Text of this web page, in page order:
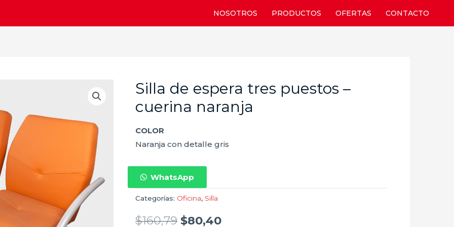
NOSOTROS PRODUCTOS OFERTAS CONTACTO
Silla de espera tres puestos –
cuerina naranja
COLOR
Naranja con detalle gris
Silla
espera
tres
puestos
cuerina
naranja
cantidad
WhatsApp
Categorías: Oficina, Silla
$160,79 $80,40